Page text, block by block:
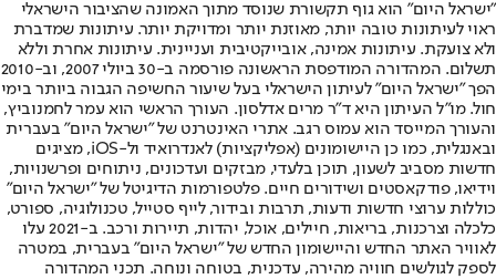
"ישראל היום" הוא גוף תקשורת שנוסד מתוך האמונה שהציבור הישראלי
ראוי לעיתונות טובה יותר, מאוזנת יותר ומדויקת יותר. עיתונות שמדברת
ולא צועקת. עיתונות אמינה, אובייקטיבית ועניינית. עיתונות אחרת וללא
תשלום. המהדורה המודפסת הראשונה פורסמה ב-30 ביולי 2007, וב-2010
הפך "ישראל היום" לעיתון הישראלי בעל שיעור החשיפה הגבוה ביותר בימי
חול. מו"ל העיתון היא ד"ר מרים אדלסון. העורך הראשי הוא עמר לחמנוביץ,
והעורך המייסד הוא עמוס רגב. אתרי האינטרנט של "ישראל היום" בעברית
ובאנגלית, כמו כן היישומונים (אפליקציות) לאנדרואיד ול-iOS, מציגים
חדשות מסביב לשעון, תוכן בלעדי, מבזקים ועדכונים, ניתוחים ופרשנויות,
וידיאו, פודקאסטים ושידורים חיים. פלטפורמות הדיגיטל של "ישראל היום"
כוללות ערוצי חדשות ודעות, תרבות ובידור, לייף סטייל, טכנולוגיה, ספורט,
כלכלה וצרכנות, בריאות, חיילים, אוכל, יהדות, תיירות ורכב. ב-2021 עלו
לאוויר האתר החדש והיישומון החדש של "ישראל היום" בעברית, במטרה
לספק לגולשים חוויה מהירה, עדכנית, בטוחה ונוחה. תכני המהדורה